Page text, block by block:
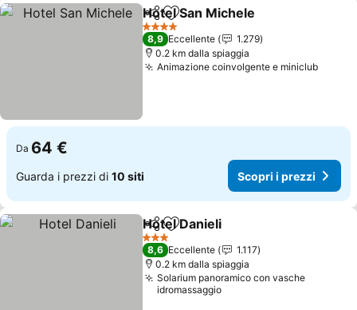
CondividiAggiungi ai preferiti
Hotel San Michele
4 Stelle
8,9 Eccellente
1.279
0.2 km dalla spiaggia
Animazione coinvolgente e miniclub
Da 64 €
Guarda i prezzi di 10 siti Scopri i prezzi
CondividiAggiungi ai preferiti
Hotel Danieli
3 Stelle
8,6 Eccellente
1.117
0.2 km dalla spiaggia
Solarium panoramico con vasche
idromassaggio